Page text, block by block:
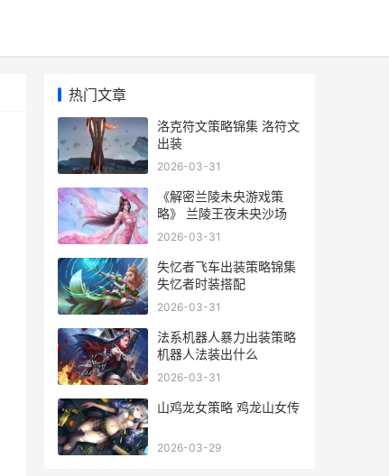
热门文章
洛克符文策略锦集 洛符文
出装
2026-03-31
《解密兰陵未央游戏策
略》 兰陵王夜未央沙场
2026-03-31
失忆者飞车出装策略锦集
失忆者时装搭配
2026-03-31
法系机器人暴力出装策略
机器人法装出什么
2026-03-31
山鸡龙女策略 鸡龙山女传
2026-03-29